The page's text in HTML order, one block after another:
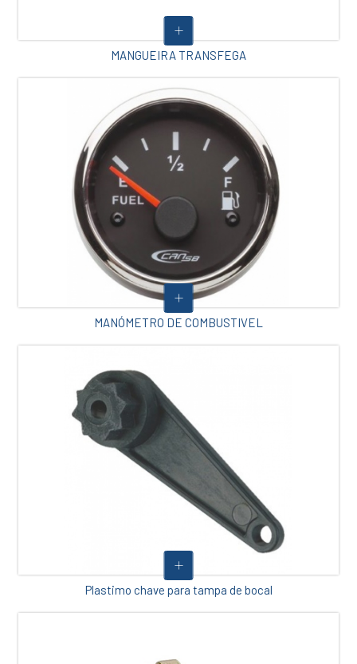
MANGUEIRA TRANSFEGA
MANÓMETRO DE COMBUSTIVEL
Plastimo chave para tampa de bocal